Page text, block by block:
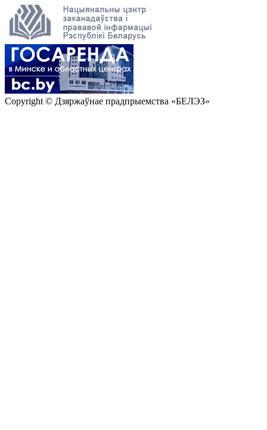
Copyright © Дзяржаўнае прадпрыемства «БЕЛЭЗ»